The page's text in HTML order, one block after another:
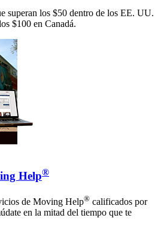
superan los $50 dentro de los EE. UU.
$100 en Canadá.
Help®
de Moving Help® calificados por
en la mitad del tiempo que te